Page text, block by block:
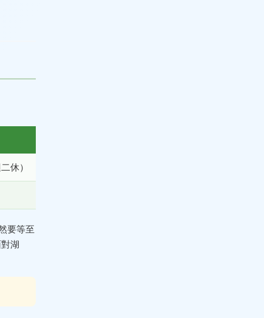
休）
要等至
湖